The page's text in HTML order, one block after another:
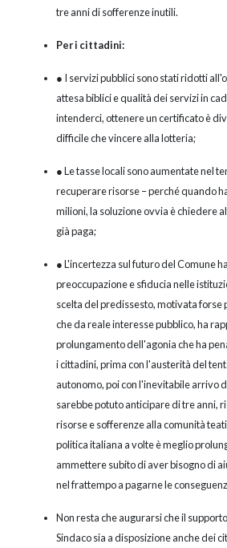
tre anni di sofferenze inutili.
Per i cittadini:
● I servizi pubblici sono stati ridotti
attesa biblici e qualità dei servizi in
intenderci, ottenere un certificato è
difficile che vincere alla lotteria;
● Le tasse locali sono aumentate nel
recuperare risorse – perché quando
milioni, la soluzione ovvia è chiedere
già paga;
● L'incertezza sul futuro del Comune
preoccupazione e sfiducia nelle
scelta del predissesto, motivata forse
che da reale interesse pubblico, ha
prolungamento dell'agonia che ha
i cittadini, prima con l'austerità del
autonomo, poi con l'inevitabile arrivo
sarebbe potuto anticipare di tre anni,
risorse e sofferenze alla comunità
politica italiana a volte è meglio
ammettere subito di aver bisogno di
nel frattempo a pagarne le
Non resta che augurarsi che il
Sindaco sia a disposizione anche dei